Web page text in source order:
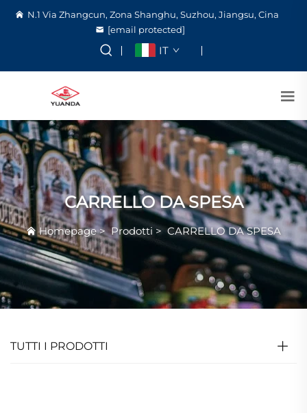
N.1 Via Zhangcun, Zona Shanghu, Suzhou, Jiangsu, Cina
[email protected]
IT
CARRELLO DA SPESA
Homepage>Prodotti >CARRELLO DA SPESA
TUTTI I PRODOTTI